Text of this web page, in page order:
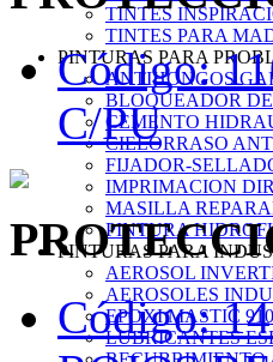
TINTES
TINTES PARA
PINTURAS PARA
ANTIHONGOS
BLOQUEADOR
CEMENTO
CIELORRASO
FIJADOR-
IMPRIMACION
MASILLA
PINTURA
PINTURAS PARA
AEROSOL
AEROSOLES
EPOXI MASTIC
LUBRICANTES
Código:
C/PU
Código: